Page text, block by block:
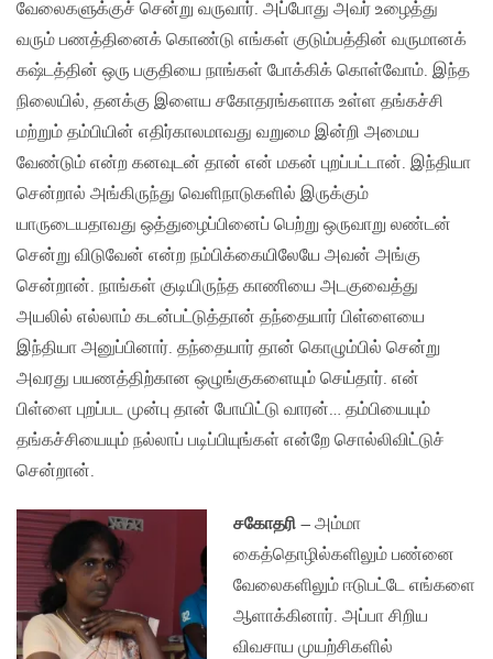
வேலைகளுக்குச் சென்று வருவார். அப்போது அவர் உழைத்து
வரும் பணத்தினைக் கொண்டு எங்கள் குடும்பத்தின் வருமானக்
கஷ்டத்தின் ஒரு பகுதியை நாங்கள் போக்கிக் கொள்வோம். இந்த
நிலையில், தனக்கு இளைய சகோதரங்களாக உள்ள தங்கச்சி
மற்றும் தம்பியின் எதிர்காலமாவது வறுமை இன்றி அமைய
வேண்டும் என்ற கனவுடன் தான் என் மகன் புறப்பட்டான். இந்தியா
சென்றால் அங்கிருந்து வெளிநாடுகளில் இருக்கும்
யாருடையதாவது ஒத்துழைப்பினைப் பெற்று ஒருவாறு லண்டன்
சென்று விடுவேன் என்ற நம்பிக்கையிலேயே அவன் அங்கு
சென்றான். நாங்கள் குடியிருந்த காணியை அடகுவைத்து
அயலில் எல்லாம் கடன்பட்டுத்தான் தந்தையார் பிள்ளையை
இந்தியா அனுப்பினார். தந்தையார் தான் கொழும்பில் சென்று
அவரது பயணத்திற்கான ஒழுங்குகளையும் செய்தார். என்
பிள்ளை புறப்பட முன்பு தான் போயிட்டு வாரன்… தம்பியையும்
தங்கச்சியையும் நல்லாப் படிப்பியுங்கள் என்றே சொல்லிவிட்டுச்
சென்றான்.
சகோதரி – அம்மா
கைத்தொழில்களிலும் பண்னை
வேலைகளிலும் ஈடுபட்டே எங்களை
ஆளாக்கினார். அப்பா சிறிய
விவசாய முயற்சிகளில்